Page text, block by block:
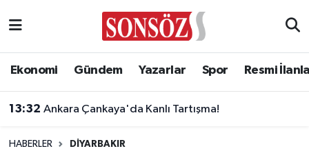
Ekonomi Gündem Yazarlar Spor Resmi
13:00 Başkent Oyun Dünyası’na yoğun ilgi: 5 bin çocuk ücretsiz yararlandı
HABERLER DIYARBAKIR
Asayiş
Ankara Nöbetçi Eczaneler